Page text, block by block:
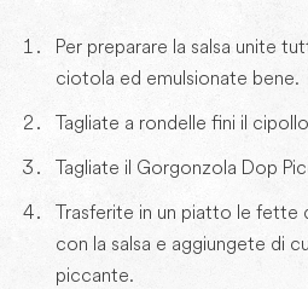
Per preparare la salsa unite
ciotola ed emulsionate bene.
Tagliate a rondelle fini il
Tagliate il Gorgonzola Dop
Trasferite in un piatto le fette
con la salsa e aggiungete di
piccante.